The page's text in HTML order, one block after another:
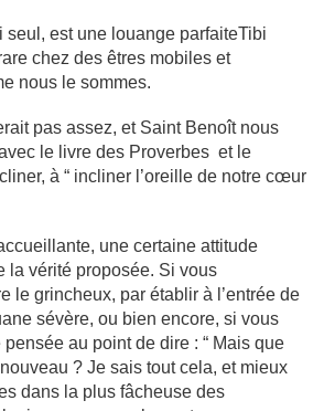
seul, est une louange parfaiteTibi
chez des êtres mobiles et
nous le sommes.
pas assez, et Saint Benoît nous
le livre des Proverbes et le
à “ incliner l’oreille de notre cœur
une certaine attitude
la vérité proposée. Si vous
le grincheux, par établir à l’entrée de
sévère, ou bien encore, si vous
au point de dire : “ Mais que
? Je sais tout cela, et mieux
dans la plus fâcheuse des